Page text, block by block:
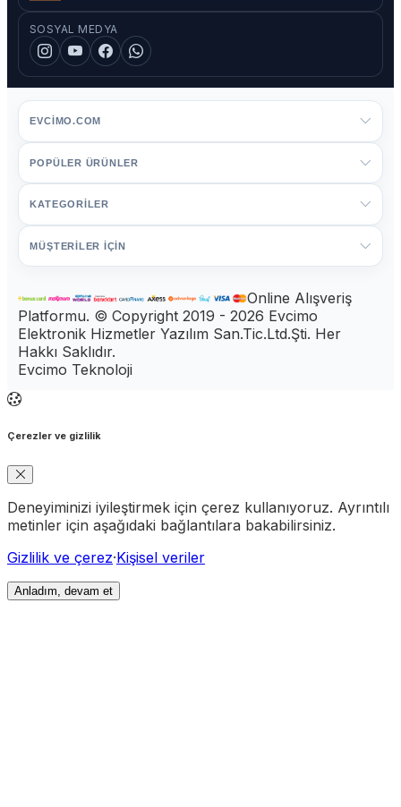
SOSYAL MEDYA
EVCIMO.COM
POPÜLER ÜRÜNLER
KATEGORİLER
MÜŞTERİLER İÇİN
Online Alışveriş
Platformu. © Copyright 2019 - 2026 Evcimo
Elektronik Hizmetler Yazılım San.Tic.Ltd.Şti. Her
Hakkı Saklıdır.
Evcimo Teknoloji
Çerezler ve gizlilik
Deneyiminizi iyileştirmek için çerez kullanıyoruz. Ayrıntılı
metinler için aşağıdaki bağlantılara bakabilirsiniz.
Gizlilik ve çerez·Kişisel veriler
Anladım, devam et